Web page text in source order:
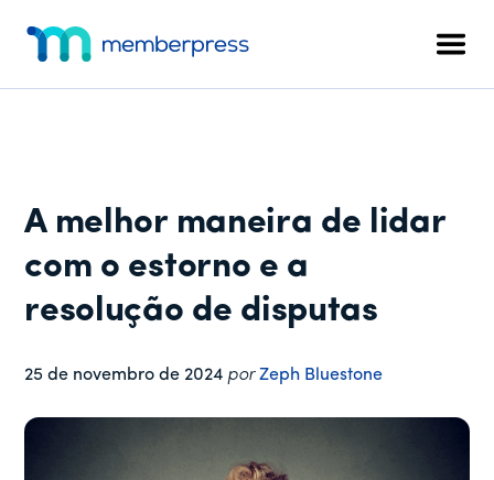
para
conteúdo
para
barra
para
rodapé
adicional
completo
para
A melhor maneira de lidar
com o estorno e a
resolução de disputas
25 de novembro de 2024 porZeph Bluestone